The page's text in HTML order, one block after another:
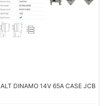
ALT DINAMO 14V 65A CASE JCB